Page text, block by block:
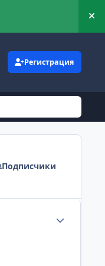
Регистрация
Подписчики